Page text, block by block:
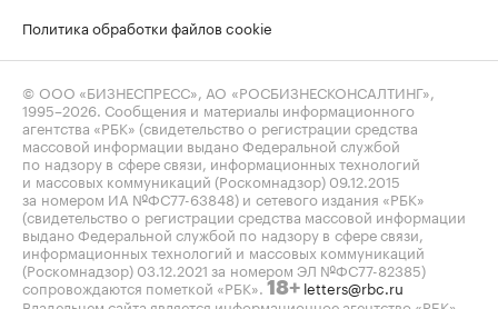
Политика обработки файлов cookie
© ООО «БИЗНЕСПРЕСС», АО «РОСБИЗНЕСКОНСАЛТИНГ»,
1995–2026 . Сообщения и материалы информационного
агентства «РБК» (свидетельство о регистрации средства
массовой информации выдано Федеральной службой
по надзору в сфере связи, информационных технологий
и массовых коммуникаций (Роскомнадзор) 09.12.2015
за номером ИА №ФС77-63848) и сетевого издания «РБК»
(свидетельство о регистрации средства массовой информации
выдано Федеральной службой по надзору в сфере связи,
информационных технологий и массовых коммуникаций
(Роскомнадзор) 03.12.2021 за номером ЭЛ №ФС77-82385)
сопровождаются пометкой «РБК». 18+ letters@rbc.ru